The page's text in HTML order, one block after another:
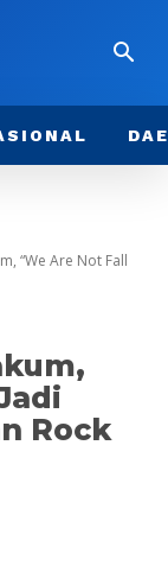
“We Are Not Fall
Rock